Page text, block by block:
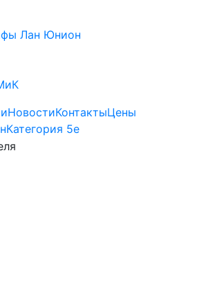
Лан Юнион
НовостиКонтактыЦены
Категория 5e